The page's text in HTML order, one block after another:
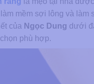
mềm sợi lông và
của Ngọc Dung dưới
phù hợp.